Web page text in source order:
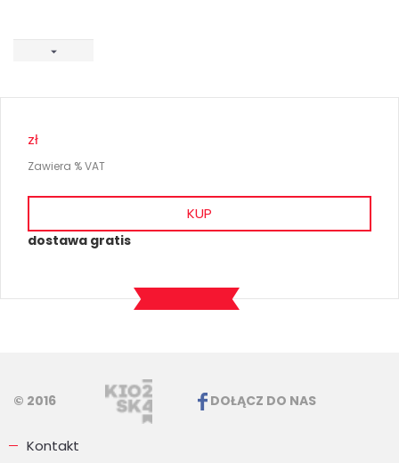
zł
Zawiera % VAT
KUP
dostawa gratis
© 2016 DOŁĄCZ DO NAS
Kontakt